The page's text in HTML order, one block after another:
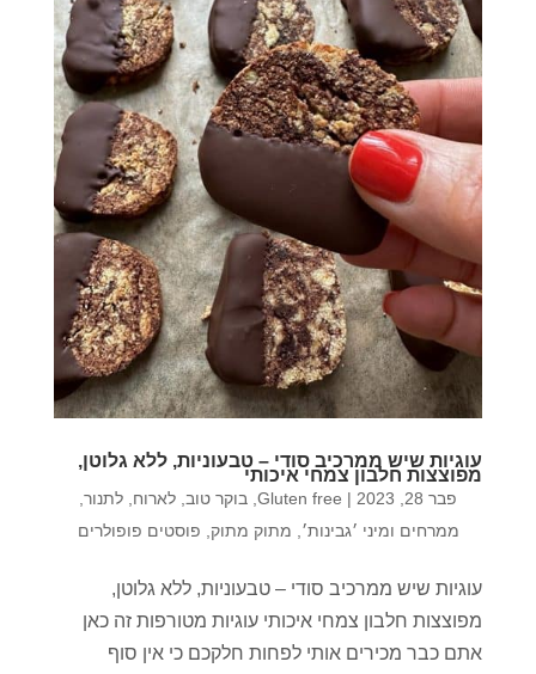
עוגיות שיש ממרכיב סודי – טבעוניות, ללא גלוטן,
מפוצצות חלבון צמחי איכותי
פבר 28, 2023 |
Gluten free
, בוקר טוב, לארוח, לתנור,
ממרחים ומיני ׳גבינות׳, מתוק מתוק, פוסטים פופולרים
עוגיות שיש ממרכיב סודי – טבעוניות, ללא גלוטן,
מפוצצות חלבון צמחי איכותי עוגיות מטורפות זה כאן
אתם כבר מכירים אותי לפחות חלקכם כי אין סוף